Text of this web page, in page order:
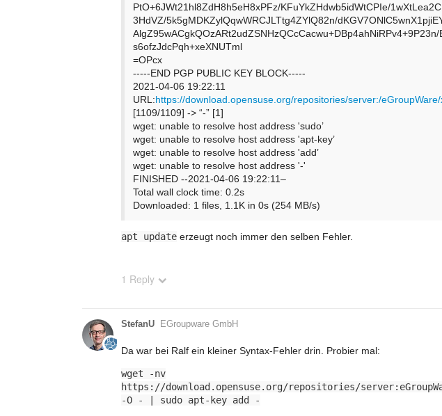
PtO+6JWt21hl8ZdH8h5eH8xPFz/KFuYkZHdwb5idWtCPIe/
3HdVZ/5k5gMDKZylQqwWRCJLTtg4ZYlQ82n/
AlgZ95wACgkQOzARt2udZSNHzQCcCacwu+DBp4ahNiRPv4+9P23n/
s6ofzJdcPqh+xeXNUTml
=OPcx
-----END PGP PUBLIC KEY BLOCK-----
2021-04-06 19:22:11
URL:https://download.opensuse.org/repositories/server:/
[1109/1109] -> “-” [1]
wget: unable to resolve host address 'sudo’
wget: unable to resolve host address 'apt-key’
wget: unable to resolve host address 'add’
wget: unable to resolve host address '-'
FINISHED --2021-04-06 19:22:11–
Total wall clock time: 0.2s
Downloaded: 1 files, 1.1K in 0s (254 MB/s)
apt update erzeugt noch immer den selben Fehler.
1 Reply
StefanU EGroupware GmbH
Da war bei Ralf ein kleiner Syntax-Fehler drin. Probier mal:
wget -nv
https://download.opensuse.org/repositories/
-O - | sudo apt-key add -